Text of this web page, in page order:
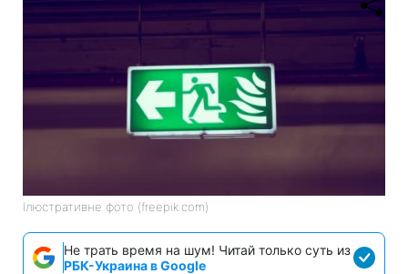
Ілюстративне фото (freepik.com)
Не трать время на шум! Читай только суть из
РБК-Украина в Google